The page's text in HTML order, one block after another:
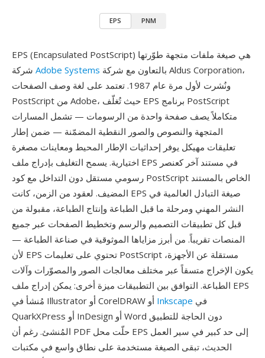
EPS PNM
EPS (Encapsulated PostScript) هي صيغة ملفات متجهة طوّرتها
Adobe Systems
ونُشرت لأول مرة عام 1987. تعتمد على لغة وصف الصفحات
PostScript من Adobe، حيث تُغلّف EPS برنامج PostScript
متكاملاً يصف صفحة واحدة من الرسومات — تشمل المسارات
المتجهة والنصوص والصور النقطية المضمّنة — ضمن إطار
تعليقات مهيكل يوفر إحداثيات الإطار المحيط ومعاينات مصغرة
اختيارية. يسمح التغليف بإدراج ملف EPS في مستند آخر كعنصر
رسومي مستقل دون التداخل مع كود PostScript الخاص بالمستند
المضيف. لعقود من الزمن، كانت EPS صيغة التبادل العالمية في
النشر المهني ومرحلة ما قبل الطباعة وإنتاج الطباعة، مقبولة من
قبل كل تطبيقات التصميم والرسم وتخطيط الصفحات عبر جميع
المنصات تقريباً. من أبرز مزاياها الموثوقية في صناعة الطباعة —
لأن EPS تحتوي على تعليمات PostScript مستقلة عن الأجهزة،
يكون الإخراج متسقاً عبر مختلف معالجات الصور والمصوّرات وآلات
الطباعة. التوافق بين التطبيقات ميزة أخرى: يمكن إدراج ملف EPS
Inkscape
QuarkXPress أو InDesign أو Word دون الحاجة للتطبيق
المُنشئ. رغم أن PDF حلّت محل EPS إلى حد كبير في سير العمل
الحديث، تبقى الصيغة مستخدمة على نطاق واسع في مكتبات